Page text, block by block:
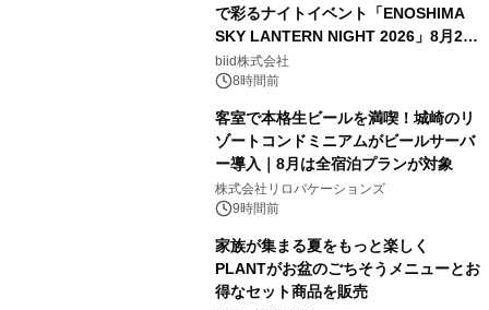
で彩るナイトイベント「ENOSHIMA
SKY LANTERN NIGHT 2026」8月22
日(土)振替開催＆受付スタート！
biid株式会社
8時間前
客室で本格生ビールを満喫！城崎のリ
ゾートコンドミニアムがビールサーバ
ー導入｜8月は全宿泊プランが対象
株式会社リロバケーションズ
9時間前
家族が集まる夏をもっと楽しく
PLANTがお盆のごちそうメニューとお
得なセット商品を販売